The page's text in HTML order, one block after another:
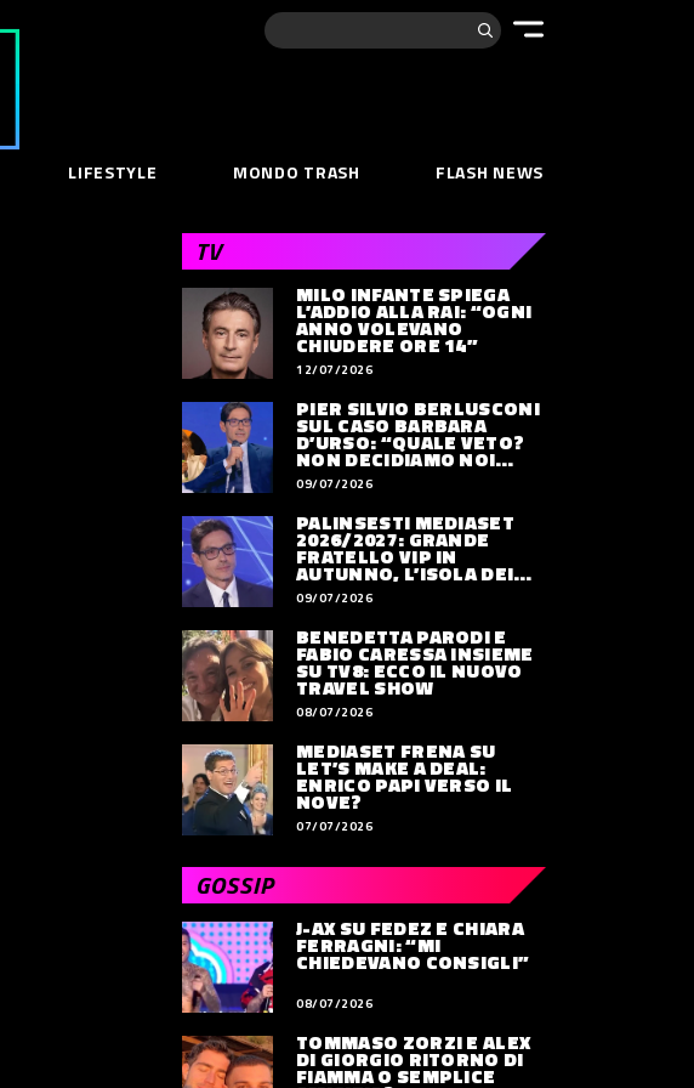
Cerca:
LIFESTYLE MONDO TRASH FLASH NEWS
TV
MILO INFANTE SPIEGA
L’ADDIO ALLA RAI: “OGNI
ANNO VOLEVANO
CHIUDERE ORE 14”
12/07/2026
PIER SILVIO BERLUSCONI
SUL CASO BARBARA
D’URSO: “QUALE VETO?
NON DECIDIAMO NOI
DOVE LAVORERÀ”
09/07/2026
PALINSESTI MEDIASET
2026/2027: GRANDE
FRATELLO VIP IN
AUTUNNO, L’ISOLA DEI
FAMOSI SLITTA AL 2027
09/07/2026
BENEDETTA PARODI E
FABIO CARESSA INSIEME
SU TV8: ECCO IL NUOVO
TRAVEL SHOW
08/07/2026
MEDIASET FRENA SU
LET’S MAKE A DEAL:
ENRICO PAPI VERSO IL
NOVE?
07/07/2026
GOSSIP
J-AX SU FEDEZ E CHIARA
FERRAGNI: “MI
CHIEDEVANO CONSIGLI”
08/07/2026
TOMMASO ZORZI E ALEX
DI GIORGIO RITORNO DI
FIAMMA O SEMPLICE